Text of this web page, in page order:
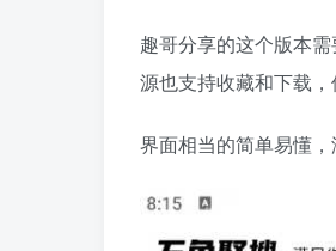
趣哥分享的这个版本
源也支持收藏和下载，
界面相当的简单易懂